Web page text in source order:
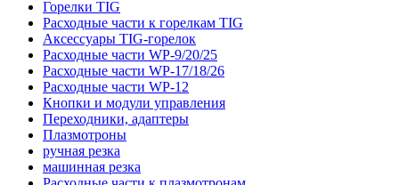
Горелки TIG
Расходные части к горелкам TIG
Аксессуары TIG-горелок
Расходные части WP-9/20/25
Расходные части WP-17/18/26
Расходные части WP-12
Кнопки и модули управления
Переходники, адаптеры
Плазмотроны
ручная резка
машинная резка